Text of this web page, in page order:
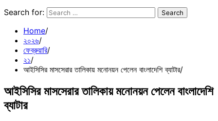
Search for:
Home
২০২৬
ফেব্রুয়ারি
২১
আইসিসির মাসসেরার তালিকায় মনোনয়ন পেলেন বাংলাদেশি ব্যাটার
আইসিসির মাসসেরার তালিকায় মনোনয়ন পেলেন বাংলাদেশি
ব্যাটার